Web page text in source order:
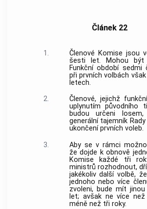
Článek 22
1.
Členové Komise jsou
šesti let. Mohou být
Funkční období sedmi
při prvních volbách
letech.
2.
Členové, jejichž
uplynutím původního
budou určeni
generální tajemník
ukončení prvních voleb.
3.
Aby se v rámci
že dojde k obnově
Komise každé tři
ministrů rozhodnout,
jakékoliv další volbě,
jednoho nebo více
zvoleni, bude mít
let; avšak ne více
méně než tři roky.